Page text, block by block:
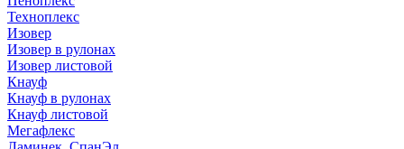
Техноплекс
Изовер
Изовер в рулонах
Изовер листовой
Кнауф
Кнауф в рулонах
Кнауф листовой
Мегафлекс